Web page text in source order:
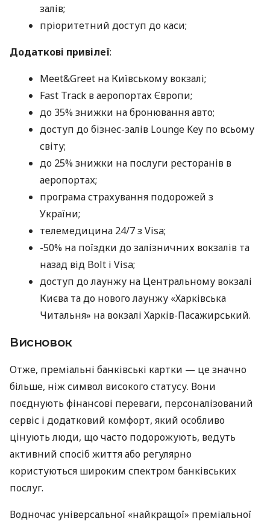
залів;
пріоритетний доступ до каси;
Додаткові привілеї:
Meet&Greet на Київському вокзалі;
Fast Track в аеропортах Європи;
до 35% знижки на бронювання авто;
доступ до бізнес-залів Lounge Key по всьому
світу;
до 25% знижки на послуги ресторанів в
аеропортах;
програма страхування подорожей з
України;
телемедицина 24/7 з Visa;
-50% на поїздки до залізничних вокзалів та
назад від Bolt і Visa;
доступ до лаунжу на Центральному вокзалі
Києва та до нового лаунжу «Харківська
Читальня» на вокзалі Харків-Пасажирський.
Висновок
Отже, преміальні банківські картки — це значно
більше, ніж символ високого статусу. Вони
поєднують фінансові переваги, персоналізований
сервіс і додатковий комфорт, який особливо
цінують люди, що часто подорожують, ведуть
активний спосіб життя або регулярно
користуються широким спектром банківських
послуг.
Водночас універсальної «найкращої» преміальної